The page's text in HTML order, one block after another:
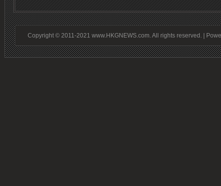
Copyright © 2011-2021 www.HKGNEWS.com. All rights reserved. |